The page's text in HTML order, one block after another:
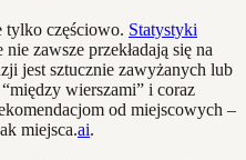
tylko częściowo. Statystyki
zawsze przekładają się na
jest sztucznie zawyżanych lub
wierszami” i coraz
od miejscowych –
miejsca.ai.